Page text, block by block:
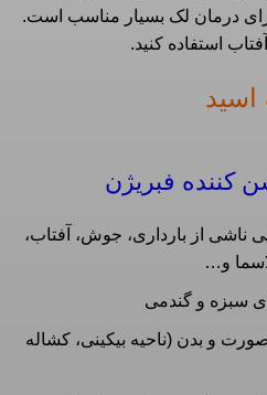
برای درمان لک بسیار مناسب است.
استفاده کنید.
اسید
کننده فبریژن
ناشی از بارداری، جوش، آفتاب،
و…
سبزه و گندمی
و بدن (ناحیه بیکینی، کشاله